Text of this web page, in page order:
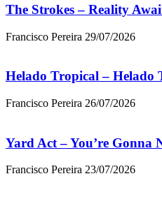
The Strokes – Reality
Francisco Pereira 29/07/2026
Helado Tropical – Helado
Francisco Pereira 26/07/2026
Yard Act – You’re Gonna
Francisco Pereira 23/07/2026